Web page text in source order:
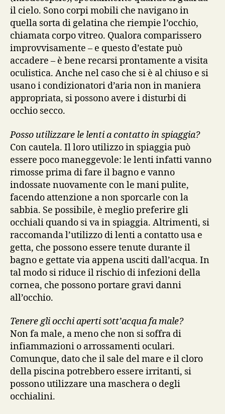
il cielo. Sono corpi mobili che navigano in
quella sorta di gelatina che riempie l’occhio,
chiamata corpo vitreo. Qualora comparissero
improvvisamente – e questo d’estate può
accadere – è bene recarsi prontamente a visita
oculistica. Anche nel caso che si è al chiuso e si
usano i condizionatori d’aria non in maniera
appropriata, si possono avere i disturbi di
occhio secco.
Posso utilizzare le lenti a contatto in spiaggia?
Con cautela. Il loro utilizzo in spiaggia può
essere poco maneggevole: le lenti infatti vanno
rimosse prima di fare il bagno e vanno
indossate nuovamente con le mani pulite,
facendo attenzione a non sporcarle con la
sabbia. Se possibile, è meglio preferire gli
occhiali quando si va in spiaggia. Altrimenti, si
raccomanda l’utilizzo di lenti a contatto usa e
getta, che possono essere tenute durante il
bagno e gettate via appena usciti dall’acqua. In
tal modo si riduce il rischio di infezioni della
cornea, che possono portare gravi danni
all’occhio.
Tenere gli occhi aperti sott’acqua fa male?
Non fa male, a meno che non si soffra di
infiammazioni o arrossamenti oculari.
Comunque, dato che il sale del mare e il cloro
della piscina potrebbero essere irritanti, si
possono utilizzare una maschera o degli
occhialini.